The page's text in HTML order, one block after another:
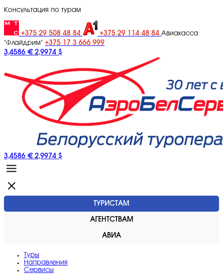
Консультация по турам
+375 29 508 48 84 +375 29 114 48 84 Авиакасса
"Флайдрим" +375 17 3 666 999
3,4586 € 2,9974 $
3,4586 € 2,9974 $
ТУРИСТАМ
АГЕНТСТВАМ
АВИА
Туры
Направления
Сервисы